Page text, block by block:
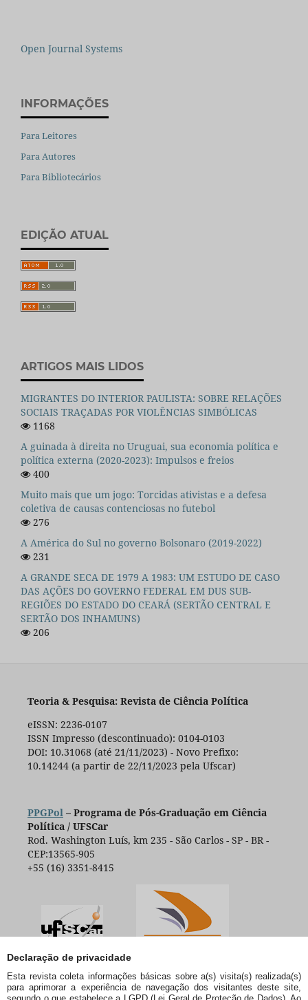
Declaração de privacidade
Esta revista coleta informações básicas sobre a(s) visita(s) realizada(s)
para aprimorar a experiência de navegação dos visitantes deste site,
Open Journal Systems
INFORMAÇÕES
Para Leitores
Para Autores
Para Bibliotecários
EDIÇÃO ATUAL
ARTIGOS MAIS LIDOS
MIGRANTES DO INTERIOR PAULISTA: SOBRE RELAÇÕES
SOCIAIS TRAÇADAS POR VIOLÊNCIAS SIMBÓLICAS
1168
A guinada à direita no Uruguai, sua economia política e
política externa (2020-2023): Impulsos e freios
400
Muito mais que um jogo: Torcidas ativistas e a defesa
coletiva de causas contenciosas no futebol
276
A América do Sul no governo Bolsonaro (2019-2022)
231
A GRANDE SECA DE 1979 A 1983: UM ESTUDO DE CASO
DAS AÇÕES DO GOVERNO FEDERAL EM DUS SUB-
REGIÕES DO ESTADO DO CEARÁ (SERTÃO CENTRAL E
SERTÃO DOS INHAMUNS)
206
Teoria & Pesquisa: Revista de Ciência Política
eISSN: 2236-0107
ISSN Impresso (descontinuado): 0104-0103
DOI: 10.31068 (até 21/11/2023) - Novo Prefixo:
10.14244 (a partir de 22/11/2023 pela Ufscar)
PPGPol – Programa de Pós-Graduação em Ciência
Política / UFSCar
Rod. Washington Luís, km 235 - São Carlos - SP - BR -
CEP:13565-905
+55 (16) 3351-8415